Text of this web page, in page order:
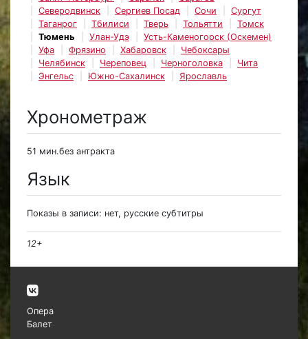
Северодвинск
Сергиев Посад Сочи
Сургут
Таганрог
Тбилиси Тверь Тольятти
Томск
Тюмень
Улан-Удэ
Усть-Каменогорск (Оскемен)
Уфа
Фрязино Хабаровск
Чебоксары
Челябинск
Череповец Черноголовка
Чита
Энгельс
Южно-Сахалинск Ярославль
Хронометраж
51 мин.без антракта
Язык
Показы в записи: нет, русские субтитры
12+
Опера
Балет